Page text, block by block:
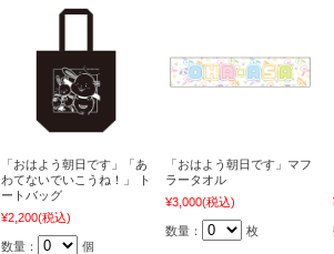
「おはよう朝日です」「あ
わてないでいこうね！」 ト
ートバッグ
¥2,200(税込)
数量： 個
「おはよう朝日です」マフ
ラータオル
¥3,000(税込)
数量： 枚